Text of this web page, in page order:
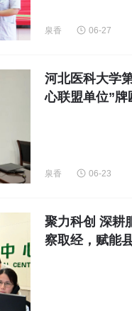
泉香 06-27
河北医科大学
心联盟单位”牌
泉香 06-23
聚力科创 深耕
察取经，赋能